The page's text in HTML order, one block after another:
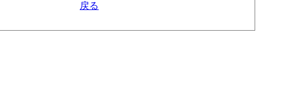
戻る